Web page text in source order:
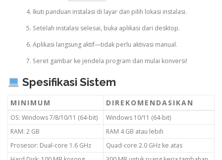
Ikuti panduan instalasi di layar dan pilih lokasi instalasi.
Setelah instalasi selesai, buka aplikasi dari desktop.
Aplikasi langsung aktif—tidak perlu aktivasi manual.
Seret gambar ke jendela program dan mulai konversi!
Spesifikasi Sistem
MINIMUM DIREKOMENDASIKAN
OS: Windows 7/8/10/11 (64-bit)
Windows 10/11 (64-bit)
RAM: 2 GB
RAM 4 GB atau lebih
Prosesor: Dual-core 1.6 GHz
Quad-core 2.0 GHz ke atas